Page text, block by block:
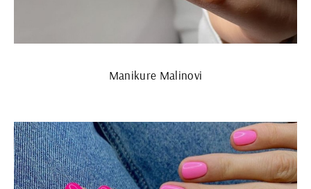
Manikure Malinovi